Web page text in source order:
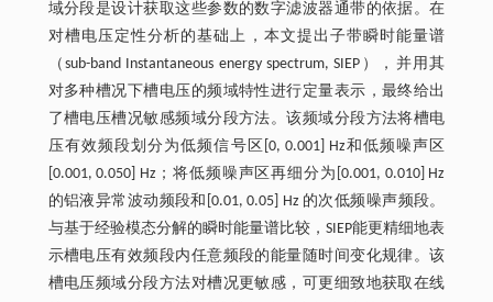
域分段是设计获取这些参数的数字滤波器通带的依据。在
对槽电压定性分析的基础上，本文提出子带瞬时能量谱
（sub-band Instantaneous energy spectrum, SIEP），并用其
对多种槽况下槽电压的频域特性进行定量表示，最终给出
了槽电压槽况敏感频域分段方法。该频域分段方法将槽电
压有效频段划分为低频信号区[0, 0.001] Hz和低频噪声区
[0.001, 0.050] Hz；将低频噪声区再细分为[0.001, 0.010] Hz
的铝液异常波动频段和[0.01, 0.05] Hz 的次低频噪声频段。
与基于经验模态分解的瞬时能量谱比较，SIEP能更精细地表
示槽电压有效频段内任意频段的能量随时间变化规律。该
槽电压频域分段方法对槽况更敏感，可更细致地获取在线